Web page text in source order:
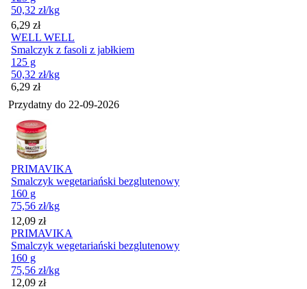
50,32 zł/kg
Cena
6,29 zł
WELL WELL
Smalczyk z fasoli z jabłkiem
125 g
50,32 zł/kg
Cena
6,29 zł
Przydatny do 22-09-2026
PRIMAVIKA
Smalczyk wegetariański bezglutenowy
160 g
75,56 zł/kg
Cena
12,09 zł
PRIMAVIKA
Smalczyk wegetariański bezglutenowy
160 g
75,56 zł/kg
Cena
12,09 zł